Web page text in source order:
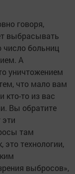
говоря,
выбрасывать
число больниц
А
уничтожением
что мало вам
то из вас
Вы обратите
там
это технологии,
выбросов»,